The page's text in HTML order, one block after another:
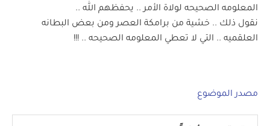
المعلومه الصحيحه لولاة الأمر .. يحفظهم الله ..
نقول ذلك .. خشية من برامكة العصر ومن بعض البطانه
العلقميه .. التي لا تعطي المعلومه الصحيحه .. !!!
مصدر الموضوع